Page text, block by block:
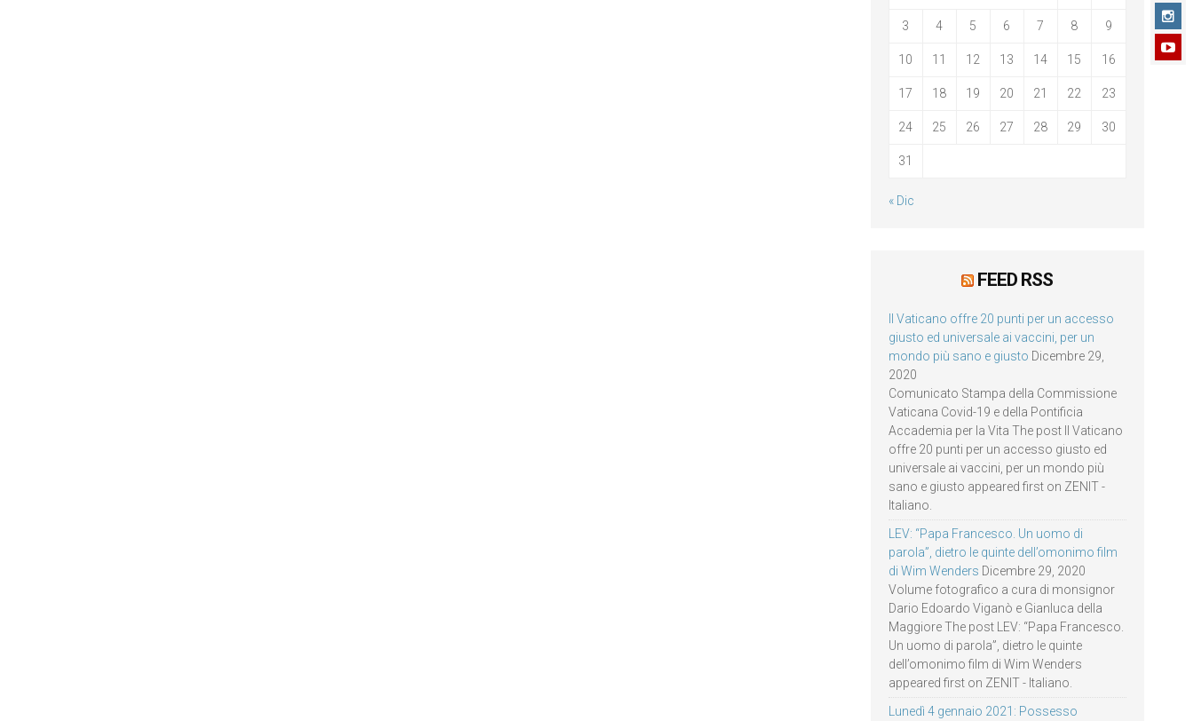
3 4 5 6 7 8 9
10 11 12 13 14 15 16
17 18 19 20 21 22 23
24 25 26 27 28 29 30
31
« Dic
FEED RSS
Il Vaticano offre 20 punti per un accesso
giusto ed universale ai vaccini, per un
mondo più sano e giusto Dicembre 29,
2020
Comunicato Stampa della Commissione
Vaticana Covid-19 e della Pontificia
Accademia per la Vita The post Il Vaticano
offre 20 punti per un accesso giusto ed
universale ai vaccini, per un mondo più
sano e giusto appeared first on ZENIT -
Italiano.
LEV: “Papa Francesco. Un uomo di
parola”, dietro le quinte dell’omonimo film
di Wim Wenders Dicembre 29, 2020
Volume fotografico a cura di monsignor
Dario Edoardo Viganò e Gianluca della
Maggiore The post LEV: “Papa Francesco.
Un uomo di parola”, dietro le quinte
dell’omonimo film di Wim Wenders
appeared first on ZENIT - Italiano.
Lunedì 4 gennaio 2021: Possesso